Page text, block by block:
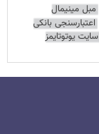
مبل مینیمال
اعتبارسنجی بانکی
سایت یوتوتایمز